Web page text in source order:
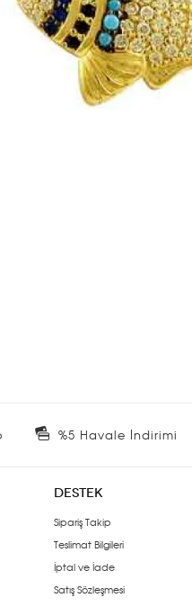
%5 Havale İndirimi
DESTEK
Sipariş Takip
Teslimat Bilgileri
İptal ve İade
Satış Sözleşmesi